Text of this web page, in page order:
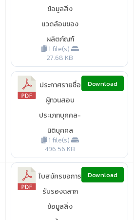
ข้อมูลสิ่ง
แวดล้อมของ
ผลิตภัณฑ์
1 file(s)
27.68 KB
ประกาศรายชื่อ
ผู้ทวนสอบ
ประเภทบุคคล-
นิติบุคคล
1 file(s)
496.56 KB
Download
ใบสมัครขอการ
รับรองฉลาก
ข้อมูลสิ่ง
Download